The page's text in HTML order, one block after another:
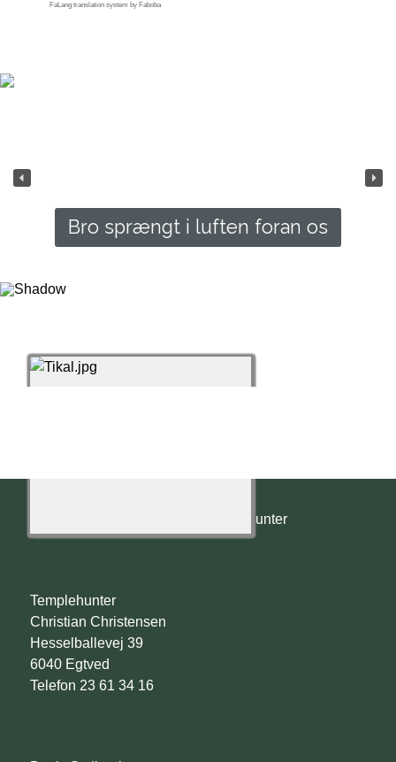
FaLang translation system by Faboba
Bro sprængt i luften foran os
© 2022 - 2026 Templehunter
Templehunter
Christian Christensen
Hesselballevej 39
6040 Egtved
Telefon 23 61 34 16